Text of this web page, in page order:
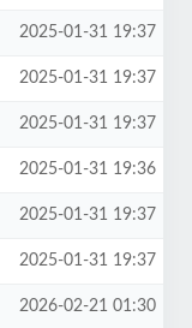
2025-01-31 19:37
2025-01-31 19:37
2025-01-31 19:37
2025-01-31 19:36
2025-01-31 19:37
2025-01-31 19:37
2026-02-21 01:30